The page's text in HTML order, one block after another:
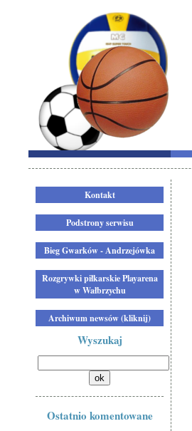
Kontakt
Podstrony serwisu
Bieg Gwarków - Andrzejówka
Rozgrywki piłkarskie Playarena
w Wałbrzychu
Archiwum newsów (kliknij)
Wyszukaj
Ostatnio komentowane